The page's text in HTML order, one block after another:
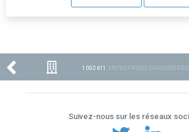
1 002 611 ENTREPRISES
Suivez-nous sur les réseaux